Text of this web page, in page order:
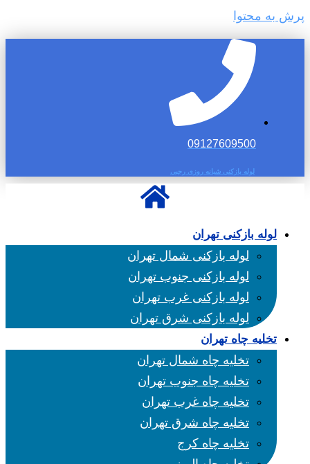
پرش به محتوا
09127609500
لوله بازکنی شبانه روزی رجبی
لوله بازکنی تهران
لوله بازکنی شمال تهران
لوله بازکنی جنوب تهران
لوله بازکنی غرب تهران
لوله بازکنی شرق تهران
تخلیه چاه تهران
تخلیه چاه شمال تهران
تخلیه چاه جنوب تهران
تخلیه چاه غرب تهران
تخلیه چاه شرق تهران
تخلیه چاه کرج